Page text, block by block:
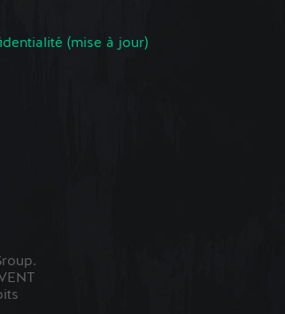
(mise à jour)